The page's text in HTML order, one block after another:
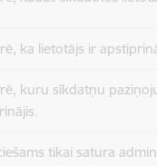
ka lietotājs ir
kuru sīkdatņu
tikai satura